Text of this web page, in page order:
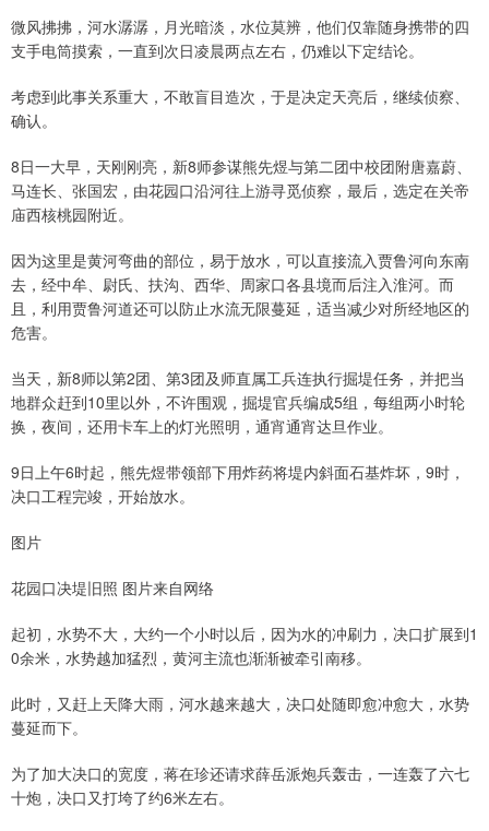
微风拂拂，河水潺潺，月光暗淡，水位莫辨，他们仅靠随身携带的四
支手电筒摸索，一直到次日凌晨两点左右，仍难以下定结论。
考虑到此事关系重大，不敢盲目造次，于是决定天亮后，继续侦察、
确认。
8日一大早，天刚刚亮，新8师参谋熊先煜与第二团中校团附唐嘉蔚、
马连长、张国宏，由花园口沿河往上游寻觅侦察，最后，选定在关帝
庙西核桃园附近。
因为这里是黄河弯曲的部位，易于放水，可以直接流入贾鲁河向东南
去，经中牟、尉氏、扶沟、西华、周家口各县境而后注入淮河。而
且，利用贾鲁河道还可以防止水流无限蔓延，适当减少对所经地区的
危害。
当天，新8师以第2团、第3团及师直属工兵连执行掘堤任务，并把当
地群众赶到10里以外，不许围观，掘堤官兵编成5组，每组两小时轮
换，夜间，还用卡车上的灯光照明，通宵通宵达旦作业。
9日上午6时起，熊先煜带领部下用炸药将堤内斜面石基炸坏，9时，
决口工程完竣，开始放水。
图片
花园口决堤旧照 图片来自网络
起初，水势不大，大约一个小时以后，因为水的冲刷力，决口扩展到1
0余米，水势越加猛烈，黄河主流也渐渐被牵引南移。
此时，又赶上天降大雨，河水越来越大，决口处随即愈冲愈大，水势
蔓延而下。
为了加大决口的宽度，蒋在珍还请求薛岳派炮兵轰击，一连轰了六七
十炮，决口又打垮了约6米左右。